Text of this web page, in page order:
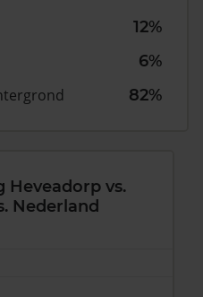
12%
6%
82%
Heveadorp vs.
Nederland